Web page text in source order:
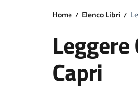
Home Elenco Libri
Capri